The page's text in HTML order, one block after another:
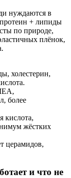
нуждаются в
+ липиды
по природе,
плёнок,
холестерин,
более
кислота,
жёстких
церамидов,
и что не